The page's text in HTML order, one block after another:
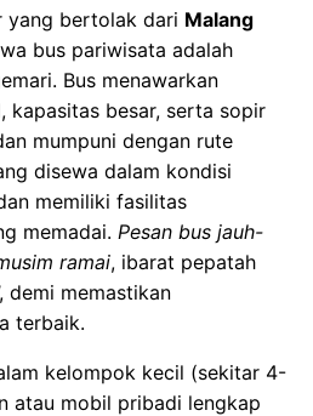
yang bertolak dari Malang
bus pariwisata adalah
Bus menawarkan
kapasitas besar, serta sopir
mumpuni dengan rute
disewa dalam kondisi
memiliki fasilitas
memadai. Pesan bus jauh-
ramai, ibarat pepatah
demi memastikan
terbaik.
kelompok kecil (sekitar 4-
atau mobil pribadi lengkap